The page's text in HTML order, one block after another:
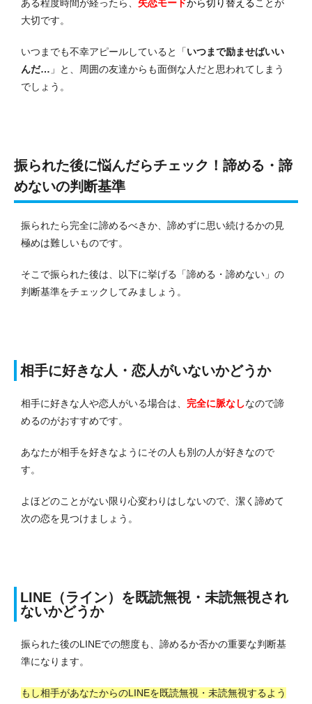
ある程度時間が経ったら、 失恋モードから切り替えることが
大切です。
いつまでも不幸アピールしていると「いつまで励ませばいい
んだ… 」と、周囲の友達からも面倒な人だと思われてしまう
でしょう。
振られた後に悩んだらチェック！諦める・諦
めないの判断基準
振られたら完全に諦めるべきか、諦めずに思い続けるかの見
極めは難しいものです。
そこで振られた後は、以下に挙げる「諦める・諦めない」の
判断基準をチェックしてみましょう。
相手に好きな人・恋人がいないかどうか
相手に好きな人や恋人がいる場合は、 完全に脈なしなので諦
めるのがおすすめです。
あなたが相手を好きなようにその人も別の人が好きなので
す。
よほどのことがない限り心変わりはしないので、潔く諦めて
次の恋を見つけましょう。
LINE（ライン）を既読無視・未読無視され
ないかどうか
振られた後のLINEでの態度も、諦めるか否かの重要な判断基
準になります。
もし相手があなたからのLINEを既読無視・未読無視するよう